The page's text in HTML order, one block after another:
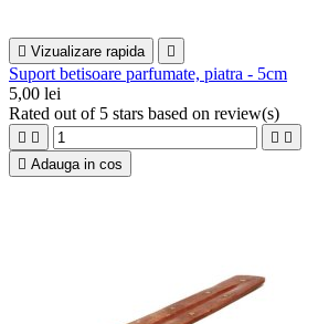
 Vizualizare rapida 
Suport betisoare parfumate, piatra - 5cm
5,00 lei
Rated out of 5 stars based on review(s)
   
 Adauga in cos